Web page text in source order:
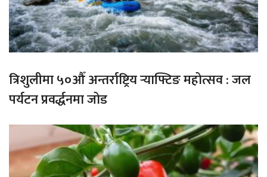
त्रिशुलीमा ५०औँ अन्तर्राष्ट्रिय र्‍याफ्टिङ महोत्सव : जल
पर्यटन प्रवर्द्धनमा जोड